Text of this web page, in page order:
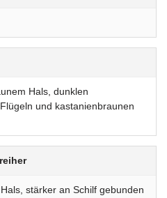
Hals, dunklen
und kastanienbraunen
stärker an Schilf gebunden